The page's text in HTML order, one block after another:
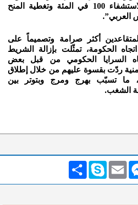
اللازمة لتغطية نفقات الاستشفاء 100 في المئة وتغطية المنح
العربي”.
أكثر صرامة وتصميماً على
الحكومة، تمثّلت بإزالة الشريط
السرايا الحكومي من قبل بعض
ردّت بقسوة عليهم من خلال إطلاق
ما تسبّب بهرج ومرج وبتوتر بين
الشغب.
انشر Skype Email